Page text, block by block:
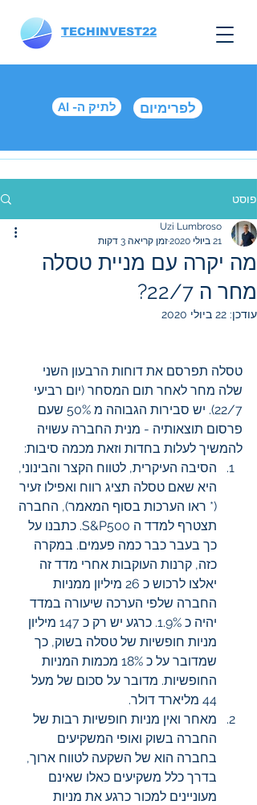
TECHINVEST22
AI -לתיק ה לפרימיום
פוסט
מה יקרה עם מניית טסלה
מחר ה 22/7?
Uzi Lumbroso
21 ביולי 2020
זמן קריאה 3 דקות
עודכן: 22 ביולי 2020
טסלה תפרסם את דוחות הרבעון השני
שלה מחר לאחר תום המסחר (יום רביעי
22/7). יש סבירות הגבוהה מ 50% שעם
פרסום תוצאותיה - מנית החברה עשויה
להמשיך לעלות בחדות וזאת מכמה סיבות:
הסיבה העיקרית, לטווח הקצר והבינוני,
היא שאם טסלה תציג רווח ואפילו זעיר
(* ראו הערכות בסוף המאמר), החברה
תצטרף למדד ה S&P500. כתבנו על
כך בעבר כבר כמה פעמים. במקרה
כזה, קרנות העוקבות אחרי מדד זה
יאלצו לרכוש כ 26 מיליון ממניות
החברה שלפי הערכה שיעורה במדד
יהיה כ 1.9%. כרגע יש רק כ 147 מיליון
מניות חופשיות של טסלה בשוק, כך
שמדובר על כ 18% מכמות המניות
החופשיות. מדובר על סכום של מעל
44 מליארד דולר.
מאחר ואין מניות חופשיות רבות של
החברה בשוק ואופי המשקיעים
בחברה הוא של השקעה לטווח ארוך,
בדרך כלל משקיעים כאלו שאינם
מעוניינים למכור כרגע את מניות